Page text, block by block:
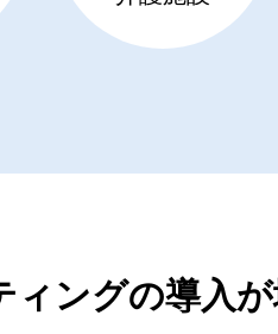
ィングの導入